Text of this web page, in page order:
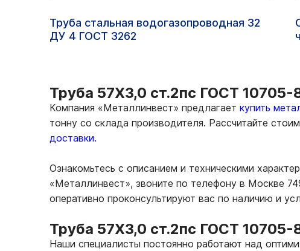
Труба стальная водогазопроводная 32
ДУ 4 ГОСТ 3262
Труба 57Х3,0 ст.2пс ГОСТ
Компания «Металлинвест» предлагает купить
тонну со склада производителя. Рассчитайте
доставки.
Ознакомьтесь с описанием и техническими
«Металлинвест», звоните по телефону в Москве
оперативно проконсультируют вас по наличию и
Труба 57Х3,0 ст.2пс ГОСТ
Наши специалисты постоянно работают над